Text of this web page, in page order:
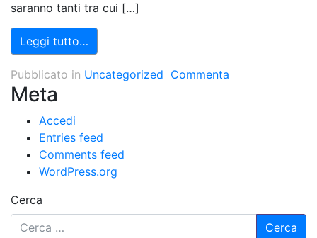
saranno tanti tra cui […]
Leggi tutto…
Pubblicato in Uncategorized Commenta
Meta
Accedi
Entries feed
Comments feed
WordPress.org
Cerca